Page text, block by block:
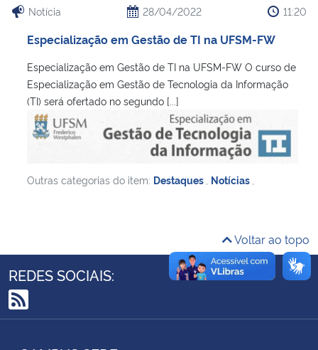
Ministério da Saúde
Ministério de Minas e Energia
Ministério da Ciência, Tecnologia, Inovações e Comunicações
Ministério do Meio Ambiente
Ministério do Desenvolvimento Regional
Controladoria-Geral da União
Notícia 28/04/2022 11:20
Especialização em Gestão de TI na UFSM-FW
Especialização em Gestão de TI na UFSM-FW O curso de
Especialização em Gestão de Tecnologia da Informação
(TI) será ofertado no segundo [...]
Outras categorias do item: Destaques Notícias
Voltar ao topo
REDES SOCIAIS:
RSS